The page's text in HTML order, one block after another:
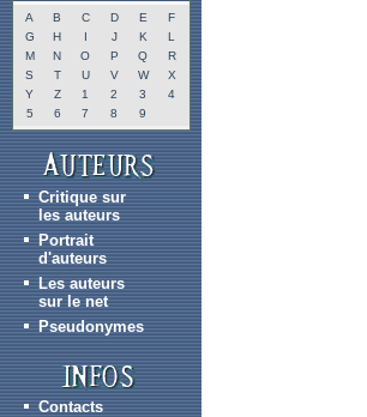
A B C D E
F
G
H I J K
L
M
N O P Q
R
S
T U V W
X
Y
Z 1 2 3
4
5
6 7 8 9
Critique sur
les auteurs
Portrait
d'auteurs
Les auteurs
sur le net
Pseudonymes
Contacts